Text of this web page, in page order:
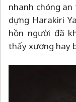
nhanh chóng
dựng Harakiri
hồn người đã
thấy xương hay